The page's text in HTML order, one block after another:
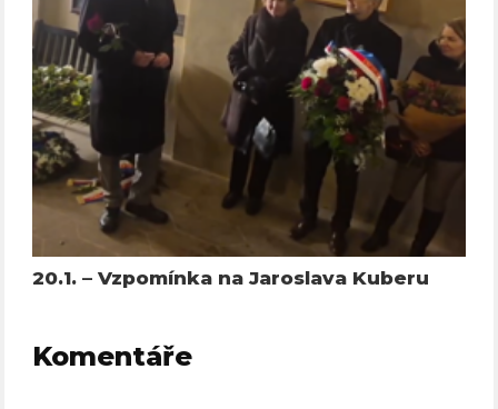
20.1. – Vzpomínka na Jaroslava Kuberu
Komentáře